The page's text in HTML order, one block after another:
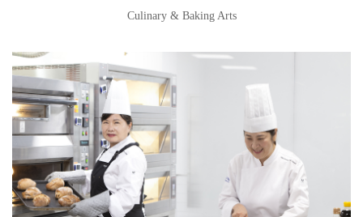
Culinary & Baking Arts